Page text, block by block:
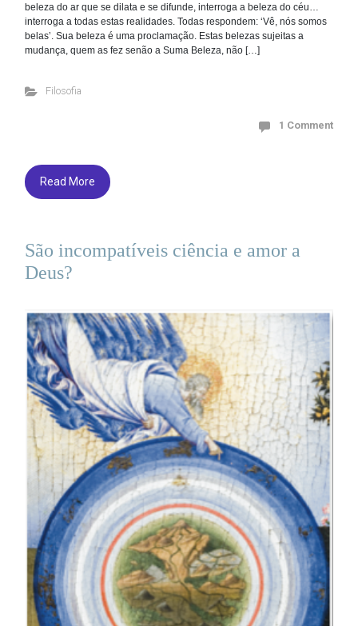
beleza do ar que se dilata e se difunde, interroga a beleza do céu…
interroga a todas estas realidades. Todas respondem: ‘Vê, nós somos
belas’. Sua beleza é uma proclamação. Estas belezas sujeitas a
mudança, quem as fez senão a Suma Beleza, não […]
Filosofia
1 Comment
Read More
São incompatíveis ciência e amor a
Deus?